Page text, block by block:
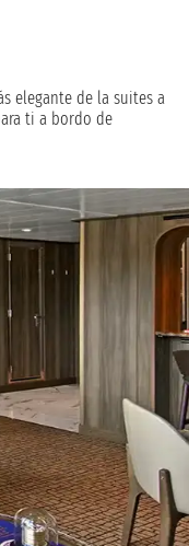
elegante de la suites a
ti a bordo de